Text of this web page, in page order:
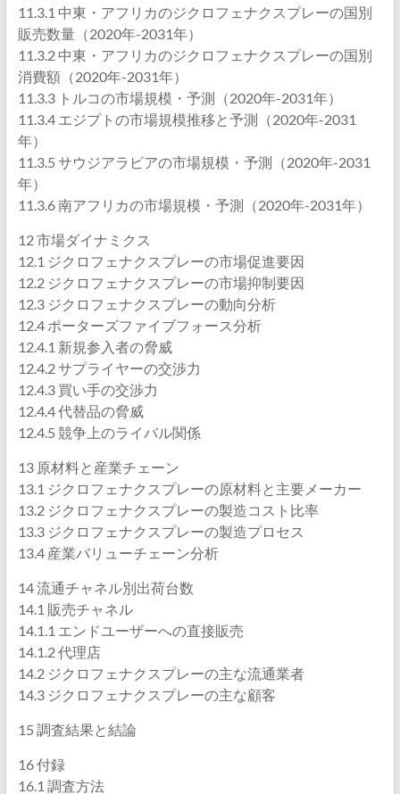
11.3.1 中東・アフリカのジクロフェナクスプレーの国別
販売数量（2020年-2031年）
11.3.2 中東・アフリカのジクロフェナクスプレーの国別
消費額（2020年-2031年）
11.3.3 トルコの市場規模・予測（2020年-2031年）
11.3.4 エジプトの市場規模推移と予測（2020年-2031
年）
11.3.5 サウジアラビアの市場規模・予測（2020年-2031
年）
11.3.6 南アフリカの市場規模・予測（2020年-2031年）
12 市場ダイナミクス
12.1 ジクロフェナクスプレーの市場促進要因
12.2 ジクロフェナクスプレーの市場抑制要因
12.3 ジクロフェナクスプレーの動向分析
12.4 ポーターズファイブフォース分析
12.4.1 新規参入者の脅威
12.4.2 サプライヤーの交渉力
12.4.3 買い手の交渉力
12.4.4 代替品の脅威
12.4.5 競争上のライバル関係
13 原材料と産業チェーン
13.1 ジクロフェナクスプレーの原材料と主要メーカー
13.2 ジクロフェナクスプレーの製造コスト比率
13.3 ジクロフェナクスプレーの製造プロセス
13.4 産業バリューチェーン分析
14 流通チャネル別出荷台数
14.1 販売チャネル
14.1.1 エンドユーザーへの直接販売
14.1.2 代理店
14.2 ジクロフェナクスプレーの主な流通業者
14.3 ジクロフェナクスプレーの主な顧客
15 調査結果と結論
16 付録
16.1 調査方法